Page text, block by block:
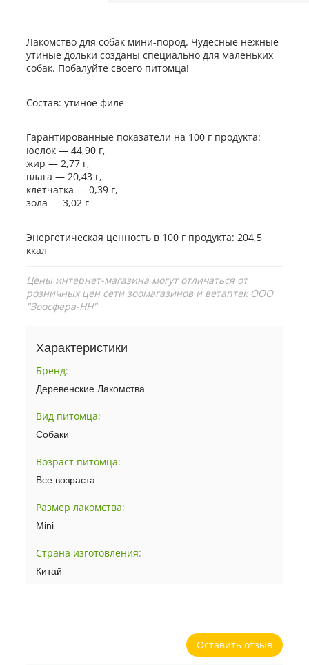
Лакомство для собак мини-пород. Чудесные нежные
утиные дольки созданы специально для маленьких
собак. Побалуйте своего питомца!
Состав: утиное филе
Гарантированные показатели на 100 г продукта:
юелок — 44,90 г,
жир — 2,77 г,
влага — 20,43 г,
клетчатка — 0,39 г,
зола — 3,02 г
Энергетическая ценность в 100 г продукта: 204,5
ккал
Цены интернет-магазина могут отличаться от
розничных цен сети зоомагазинов и ветаптек ООО
"Зоосфера-НН"
Характеристики
Бренд:
Деревенские Лакомства
Вид питомца:
Собаки
Возраст питомца:
Все возраста
Размер лакомства:
Mini
Страна изготовления:
Китай
Оставить отзыв